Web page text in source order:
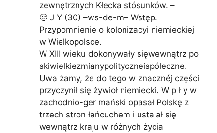
zewnętrznych Kłecka stósunków. –
🙂 J Y (30) –ws-de-m– Wstęp.
Przypomnienie o kolonizacyi niemieckiej
w Wielkopolsce.
W XIII wieku dokonywały sięwewnątrz po
skiwielkiezmianypolityczneispółeczne.
Uwa żamy, że do tego w znacznéj części
przyczynił się żywioł niemiecki. W p ł y w
zachodnio-ger mański opasał Polskę z
trzech stron łańcuchem i ustalał się
wewnątrz kraju w różnych życia